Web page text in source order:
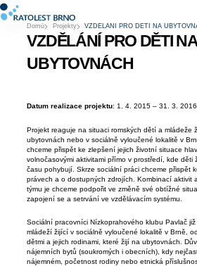
O nás
Aktuality
Praxe a stáže
Pomoc
Domů Projekty VZDĚLÁNÍ PRO DĚTI NA
VZDĚLÁNÍ PRO DĚTI NA
UBYTOVNÁCH
Datum realizace projektu: 1. 4. 2015 – 31. 3. 2016
Projekt reaguje na situaci romských dětí a mládeže
ubytovnách nebo v sociálně vyloučené lokalitě v
chceme přispět ke zlepšení jejich životní situace
volnočasovými aktivitami přímo v prostředí, kde děti
času pohybují. Skrze sociální práci chceme přispět
právech a o dostupných zdrojích. Kombinací aktivit
týmu je chceme podpořit ve změně své obtížné
zapojení se a setrvání ve vzdělávacím systému.
Sociální pracovníci Nízkoprahového klubu Pavlač
mládeží žijící v sociálně vyloučené lokalitě v Brně,
dětmi a jejich rodinami, které žijí na ubytovnách.
nájemních bytů (soukromých i obecních), kdy
nájemném, početnost rodiny nebo etnická